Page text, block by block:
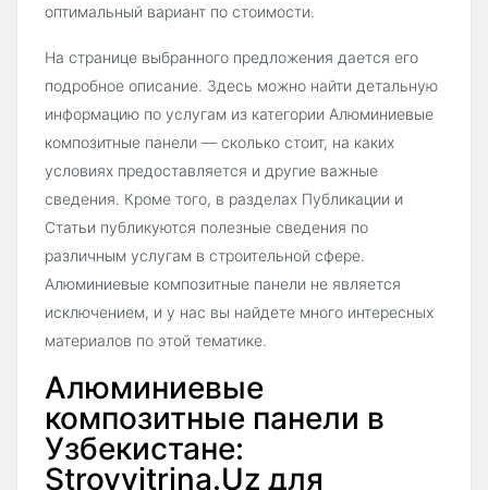
оптимальный вариант по стоимости.
На странице выбранного предложения дается его
подробное описание. Здесь можно найти детальную
информацию по услугам из категории Алюминиевые
композитные панели — сколько стоит, на каких
условиях предоставляется и другие важные
сведения. Кроме того, в разделах Публикации и
Статьи публикуются полезные сведения по
различным услугам в строительной сфере.
Алюминиевые композитные панели не является
исключением, и у нас вы найдете много интересных
материалов по этой тематике.
Алюминиевые
композитные панели в
Узбекистане:
Stroyvitrina.Uz для